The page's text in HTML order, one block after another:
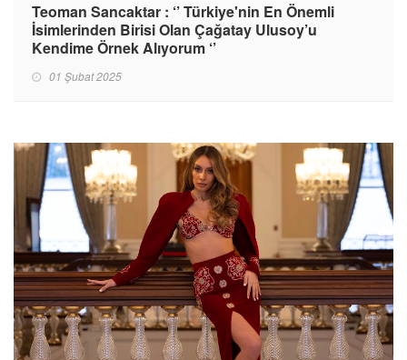
Teoman Sancaktar : ‘’ Türkiye'nin En Önemli
İsimlerinden Birisi Olan Çağatay Ulusoy’u
Kendime Örnek Alıyorum ‘’
01 Şubat 2025